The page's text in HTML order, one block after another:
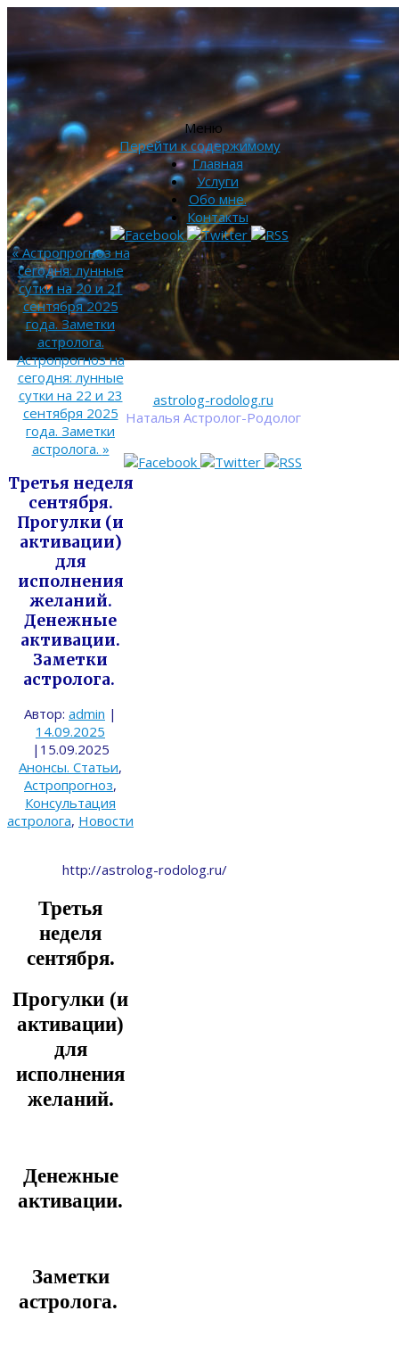
astrolog-rodolog.ru
Наталья Астролог-Родолог
Меню
Перейти к содержимому
Главная
Услуги
Обо мне.
Контакты
«Астропрогноз на
сегодня: лунные
сутки на 20 и 21
сентября 2025
года. Заметки
астролога.
Астропрогноз на
сегодня: лунные
сутки на 22 и 23
сентября 2025
года. Заметки
астролога. »
Третья неделя
сентября.
Прогулки (и
активации)
для
исполнения
желаний.
Денежные
активации.
Заметки
астролога.
Автор: admin |
14.09.2025
| 15.09.2025
Анонсы. Статьи,
Астропрогноз,
Консультация
астролога, Новости
http://astrolog-rodolog.ru/
Третья
неделя
сентября.
Прогулки (и
активации)
для
исполнения
желаний.
Денежные
активации.
Заметки
астролога.